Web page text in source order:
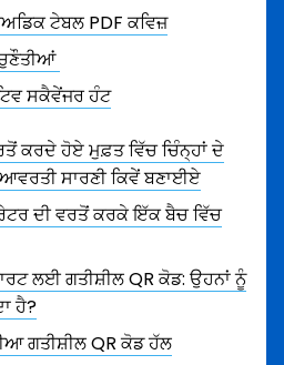
ਟੇਬਲ PDF ਕਵਿਜ਼
ਸਕੈਵੇਂਜਰ ਹੰਟ
ਕਰਦੇ ਹੋਏ ਮੁਫ਼ਤ ਵਿੱਚ ਚਿੰਨ੍ਹਾਂ ਦੇ
ਸਾਰਣੀ ਕਿਵੇਂ ਬਣਾਈਏ
ਦੀ ਵਰਤੋਂ ਕਰਕੇ ਇੱਕ ਬੈਚ ਵਿੱਚ
ਲਈ ਗਤੀਸ਼ੀਲ QR ਕੋਡ: ਉਹਨਾਂ ਨੂੰ
ਹੈ?
ਗਤੀਸ਼ੀਲ QR ਕੋਡ ਹੱਲ